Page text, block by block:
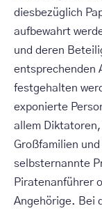
diesbezüglich
aufbewahrt
und deren
entsprechenden
festgehalten
exponierte
allem
Großfamilien
selbsternannte
Piratenanführer
Angehörige. Bei